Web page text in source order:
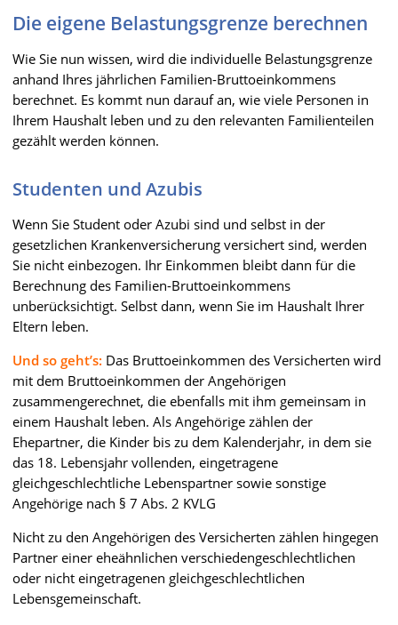
Die eigene Belastungsgrenze berechnen
Wie Sie nun wissen, wird die individuelle Belastungsgrenze
anhand Ihres jährlichen Familien-Bruttoeinkommens
berechnet. Es kommt nun darauf an, wie viele Personen in
Ihrem Haushalt leben und zu den relevanten Familienteilen
gezählt werden können.
Studenten und Azubis
Wenn Sie Student oder Azubi sind und selbst in der
gesetzlichen Krankenversicherung versichert sind, werden
Sie nicht einbezogen. Ihr Einkommen bleibt dann für die
Berechnung des Familien-Bruttoeinkommens
unberücksichtigt. Selbst dann, wenn Sie im Haushalt Ihrer
Eltern leben.
Und so geht’s: Das Bruttoeinkommen des Versicherten wird
mit dem Bruttoeinkommen der Angehörigen
zusammengerechnet, die ebenfalls mit ihm gemeinsam in
einem Haushalt leben. Als Angehörige zählen der
Ehepartner, die Kinder bis zu dem Kalenderjahr, in dem sie
das 18. Lebensjahr vollenden, eingetragene
gleichgeschlechtliche Lebenspartner sowie sonstige
Angehörige nach § 7 Abs. 2 KVLG
Nicht zu den Angehörigen des Versicherten zählen hingegen
Partner einer eheähnlichen verschiedengeschlechtlichen
oder nicht eingetragenen gleichgeschlechtlichen
Lebensgemeinschaft.